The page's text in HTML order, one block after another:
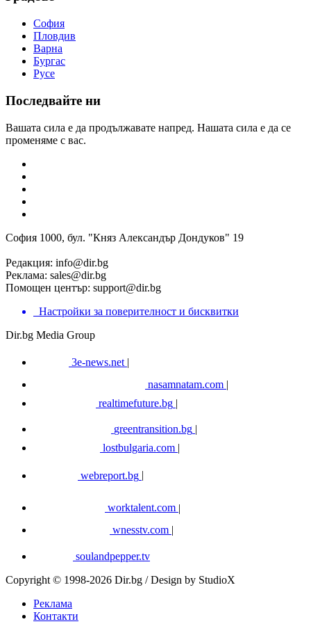
София
Пловдив
Варна
Бургас
Русе
Последвайте ни
Вашата сила е да продължавате напред. Нашата сила е да се
променяме с вас.
София 1000, бул. "Княз Александър Дондуков" 19
Редакция: info@dir.bg
Реклама: sales@dir.bg
Помощен център: support@dir.bg
Настройки за поверителност и бисквитки
Dir.bg Media Group
3e-news.net |
nasamnatam.com |
realtimefuture.bg |
greentransition.bg |
lostbulgaria.com |
webreport.bg
worktalent.com |
wnesstv.com |
soulandpepper.tv
Copyright © 1998-2026 Dir.bg / Design by StudioX
Реклама
Контакти